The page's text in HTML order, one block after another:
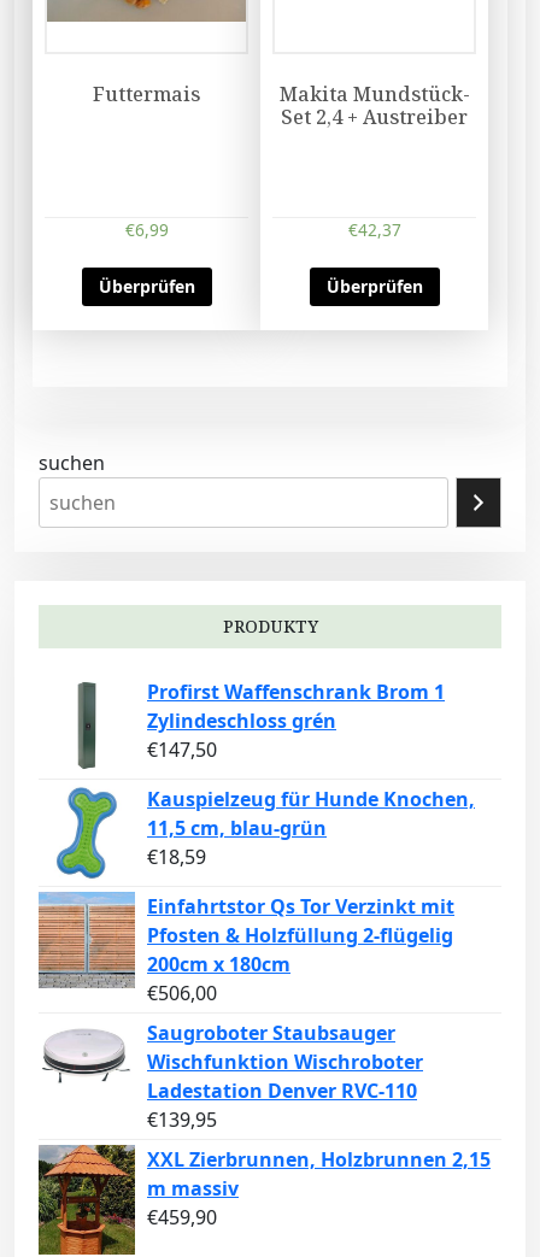
Futtermais
€6,99
Überprüfen
Makita Mundstück-
Set 2,4 + Austreiber
€42,37
Überprüfen
suchen
PRODUKTY
Profirst Waffenschrank Brom 1
Zylindeschloss grén
€147,50
Kauspielzeug für Hunde Knochen,
11,5 cm, blau-grün
€18,59
Einfahrtstor Qs Tor Verzinkt mit
Pfosten & Holzfüllung 2-flügelig
200cm x 180cm
€506,00
Saugroboter Staubsauger
Wischfunktion Wischroboter
Ladestation Denver RVC-110
€139,95
XXL Zierbrunnen, Holzbrunnen 2,15
m massiv
€459,90